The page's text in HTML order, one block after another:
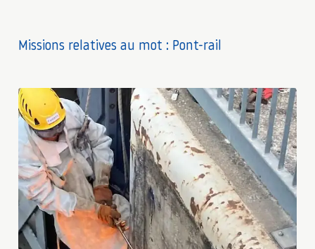
Missions relatives au mot : Pont-rail